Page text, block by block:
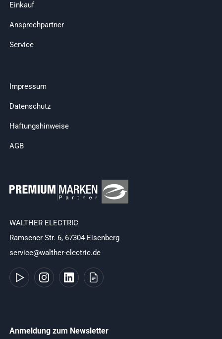
Einkauf
Ansprechpartner
Service
Impressum
Datenschutz
Haftungshinweise
AGB
WALTHER ELECTRIC
Ramsener Str. 6, 67304 Eisenberg
service@walther-electric.de
Anmeldung zum Newsletter